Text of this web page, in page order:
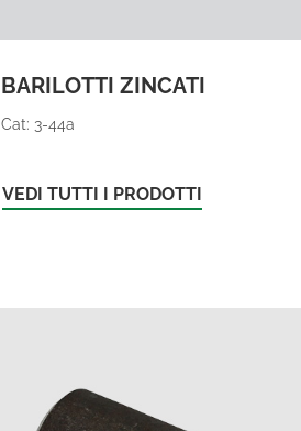
BARILOTTI ZINCATI
Cat: 3-44a
VEDI TUTTI I PRODOTTI